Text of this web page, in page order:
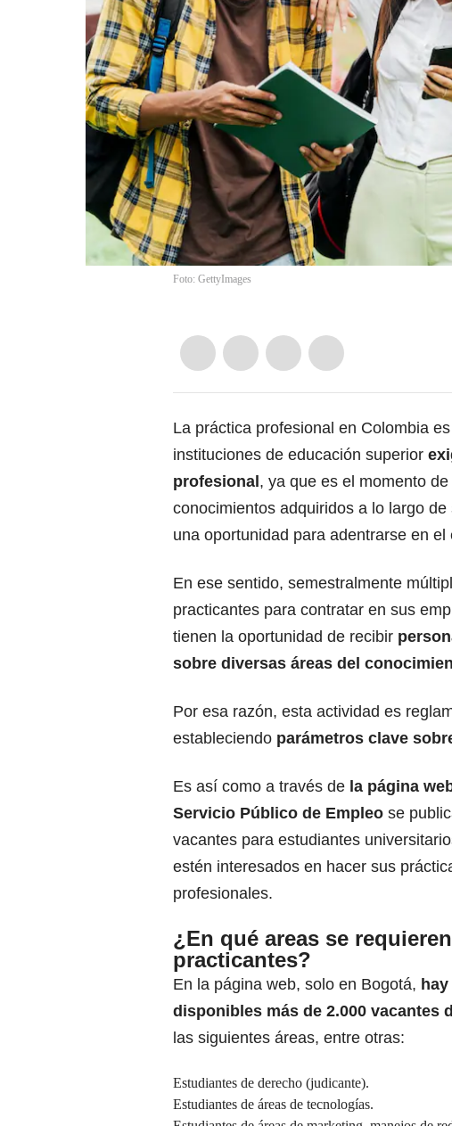
Foto: GettyImages
La práctica profesional en Colombia
instituciones de educación superior
profesional , ya que es el momento
conocimientos adquiridos a lo largo
una oportunidad para adentrarse en el
En ese sentido, semestralmente
practicantes para contratar en sus
tienen la oportunidad de recibir
sobre diversas áreas del
Por esa razón, esta actividad es
estableciendo parámetros clave
Es así como a través de la página
Servicio Público de Empleo se
vacantes para estudiantes
estén interesados en hacer sus
profesionales.
¿En qué areas se
practicantes?
En la página web, solo en Bogotá, hay
disponibles más de 2.000 vacantes
las siguientes áreas, entre otras:
Estudiantes de derecho (judicante).
Estudiantes de áreas de tecnologías.